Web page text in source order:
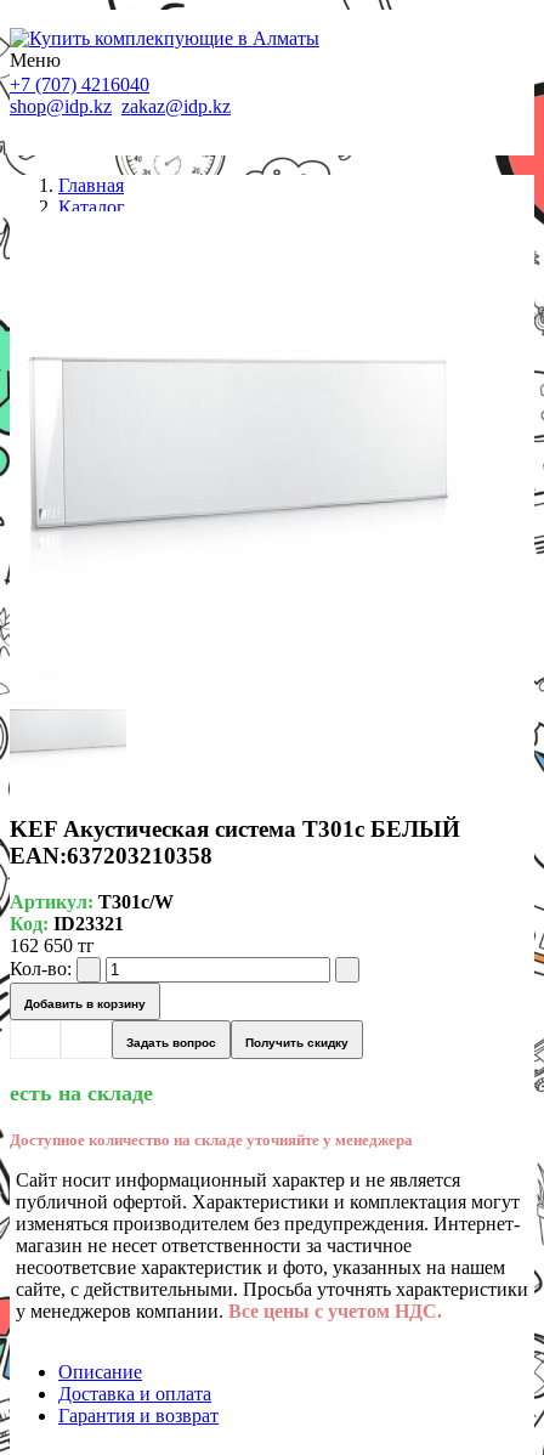
Меню
+7 (707) 4216040
shop@idp.kz zakaz@idp.kz
Главная
Каталог
KEF Акустическая система T301c БЕЛЫЙ
EAN:637203210358
Артикул: T301c/W
Код: ID23321
162 650 тг
Кол-во:
Добавить в корзину
Задать вопрос Получить скидку
есть на складе
Доступное количество на складе уточняйте у менеджера
Сайт носит информационный характер и не является
публичной офертой. Характеристики и комплектация могут
изменяться производителем без предупреждения. Интернет-
магазин не несет ответственности за частичное
несоответсвие характеристик и фото, указанных на нашем
сайте, с действительными. Просьба уточнять характеристики
у менеджеров компании. Все цены с учетом НДС.
Описание
Доставка и оплата
Гарантия и возврат